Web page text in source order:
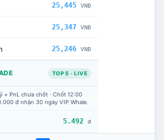
25,445 VNĐ
25,347 VNĐ
25,246 VNĐ
TOP 5 · LIVE
PnL chưa chốt · Chốt 12:00
đ nhận 30 ngày VIP Whale.
5.492 đ